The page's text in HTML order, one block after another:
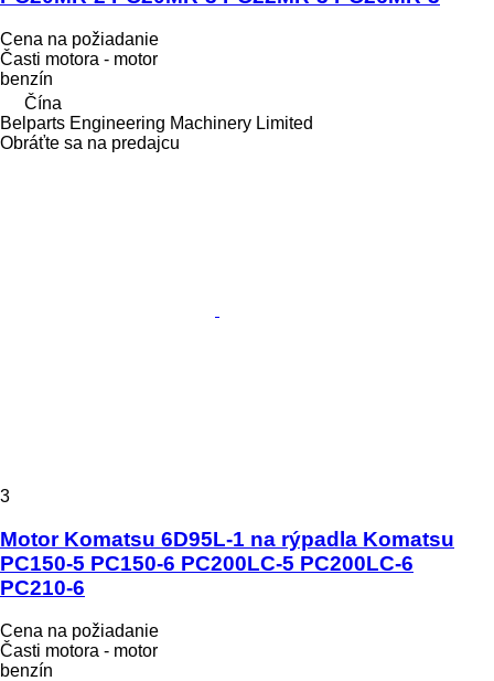
Cena na požiadanie
Časti motora - motor
benzín
Čína
Belparts Engineering Machinery Limited
Obráťte sa na predajcu
3
Motor Komatsu 6D95L‑1 na rýpadla Komatsu
PC150‑5 PC150‑6 PC200LC‑5 PC200LC‑6
PC210‑6
Cena na požiadanie
Časti motora - motor
benzín